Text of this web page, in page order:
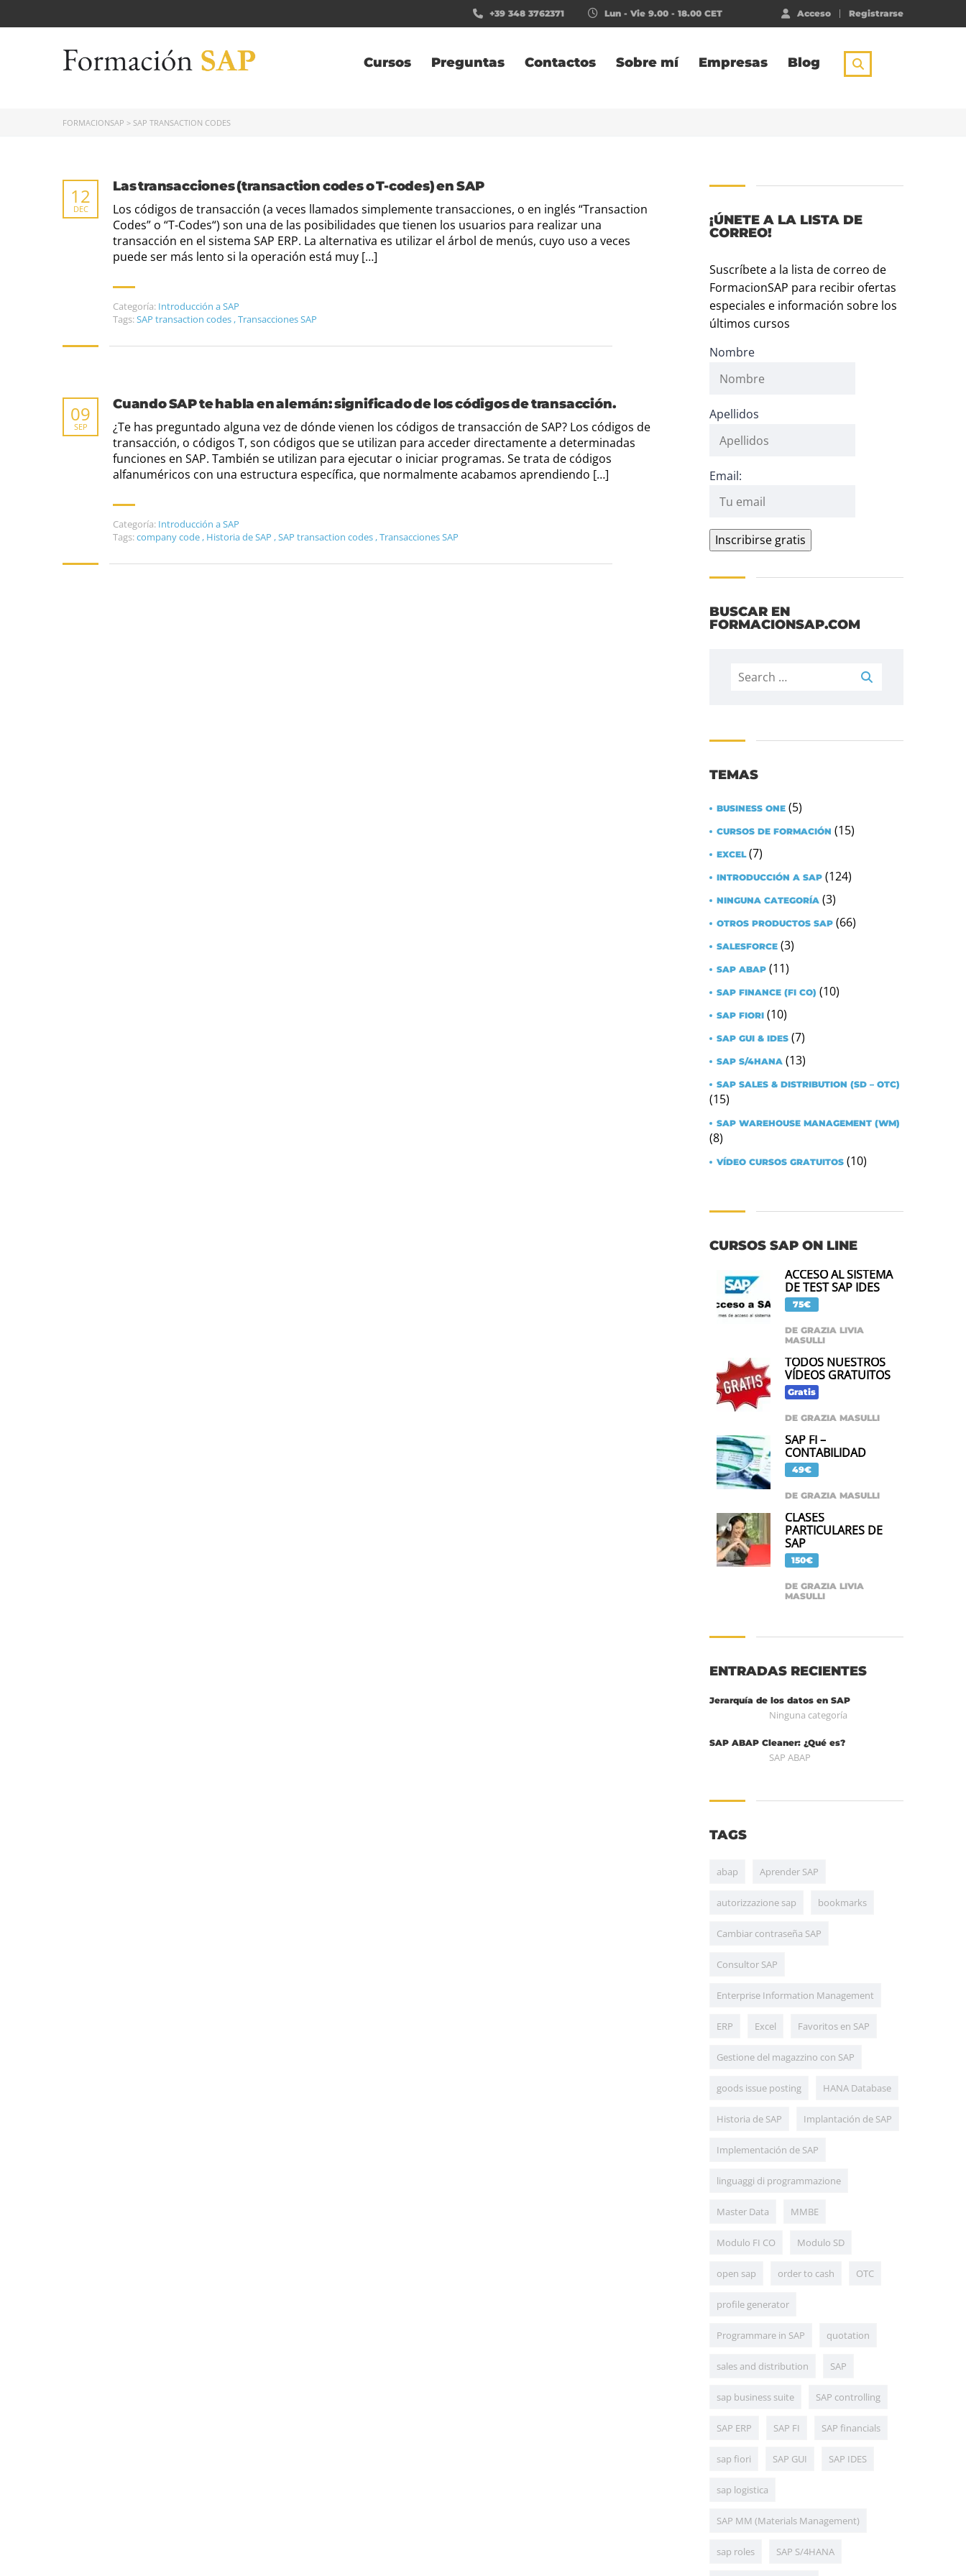
Acceso Registrarse
Lun - Vie 9.00 - 18.00 CET
+39 348 3762371
Cursos Preguntas Contactos Sobre mí Empresas Blog
FORMACIONSAP > SAP TRANSACTION CODES
Las transacciones (transaction codes o T-codes) en SAP
12
DEC
Los códigos de transacción (a veces llamados simplemente transacciones, o en inglés “Transaction
Codes” o “T-Codes“) son una de las posibilidades que tienen los usuarios para realizar una
transacción en el sistema SAP ERP. La alternativa es utilizar el árbol de menús, cuyo uso a veces
puede ser más lento si la operación está muy […]
Categoría: Introducción a SAP
Tags:SAP transaction codes ,Transacciones SAP
Cuando SAP te habla en alemán: significado de los códigos de transacción.
09
SEP
¿Te has preguntado alguna vez de dónde vienen los códigos de transacción de SAP? Los códigos de
transacción, o códigos T, son códigos que se utilizan para acceder directamente a determinadas
funciones en SAP. También se utilizan para ejecutar o iniciar programas. Se trata de códigos
alfanuméricos con una estructura específica, que normalmente acabamos aprendiendo […]
Categoría: Introducción a SAP
Tags:company code , Historia de SAP ,SAP transaction codes ,Transacciones SAP
¡ÚNETE A LA LISTA DE
CORREO!
Suscríbete a la lista de correo de
FormacionSAP para recibir ofertas
especiales e información sobre los
últimos cursos
Nombre
Apellidos
Email:
BUSCAR EN
FORMACIONSAP.COM
Search
for:
TEMAS
BUSINESS ONE (5)
CURSOS DE FORMACIÓN (15)
EXCEL(7)
INTRODUCCIÓN A SAP (124)
NINGUNA CATEGORÍA (3)
OTROS PRODUCTOS SAP (66)
SALESFORCE (3)
SAP ABAP (11)
SAP FINANCE (FI CO) (10)
SAP FIORI (10)
SAP GUI & IDES (7)
SAP S/4HANA (13)
SAP SALES & DISTRIBUTION (SD – OTC)
(15)
SAP WAREHOUSE MANAGEMENT (WM)
(8)
VÍDEO CURSOS GRATUITOS (10)
CURSOS SAP ON LINE
ACCESO AL SISTEMA
DE TEST SAP IDES
75€
DE GRAZIA LIVIA
MASULLI
TODOS NUESTROS
VÍDEOS GRATUITOS
Gratis
DE GRAZIA MASULLI
SAP FI –
CONTABILIDAD
49€
DE GRAZIA MASULLI
CLASES
PARTICULARES DE
SAP
150€
DE GRAZIA LIVIA
MASULLI
ENTRADAS RECIENTES
Jerarquía de los datos en SAP
Ninguna categoría
SAP ABAP Cleaner: ¿Qué es?
SAP ABAP
TAGS
abap Aprender SAP
autorizzazione sap bookmarks
Cambiar contraseña SAP
Consultor SAP
Enterprise Information Management
ERP Excel Favoritos en SAP
Gestione del magazzino con SAP
goods issue posting HANA Database
Historia de SAP Implantación de SAP
Implementación de SAP
linguaggi di programmazione
Master Data MMBE
Modulo FI CO Modulo SD
open sap order to cash OTC
profile generator
Programmare in SAP quotation
sales and distribution SAP
sap business suite SAP controlling
SAP ERP SAP FI SAP financials
sap fiori SAP GUI SAP IDES
sap logistica
SAP MM (Materials Management)
sap roles SAP S/4HANA